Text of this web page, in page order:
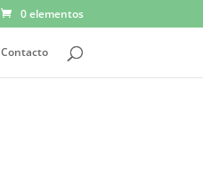
0 elementos
Contacto